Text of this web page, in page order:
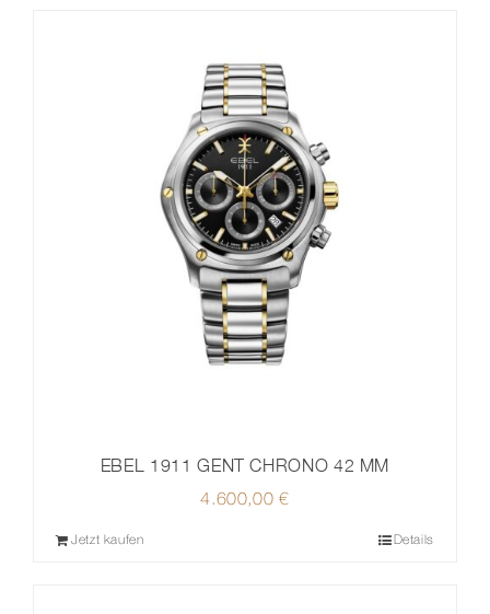
EBEL 1911 GENT CHRONO 42 MM
4.600,00€
Jetzt kaufen Details